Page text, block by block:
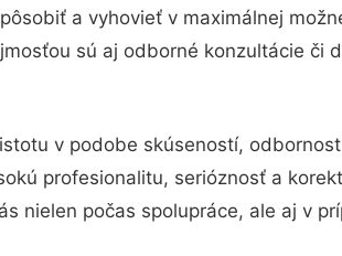
a vyhovieť v maximálnej
sú aj odborné konzultácie či
v podobe skúseností,
profesionalitu, serióznosť a
nielen počas spolupráce, ale aj v